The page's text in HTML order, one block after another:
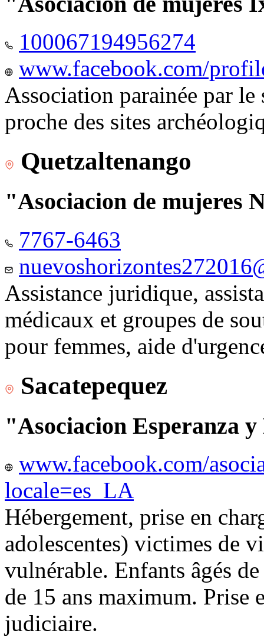
100067194956274
www.facebook.com/
Association parainée par
proche des sites
Quetzaltenango
"Asociacion de mujeres
7767-6463
Assistance juridique,
médicaux et groupes de
pour femmes, aide
Sacatepequez
"Asociacion Esperanza
www.facebook.com/
locale=es_LA
Hébergement, prise en
adolescentes) victimes de
vulnérable. Enfants âgés
de 15 ans maximum. Prise
judiciaire.